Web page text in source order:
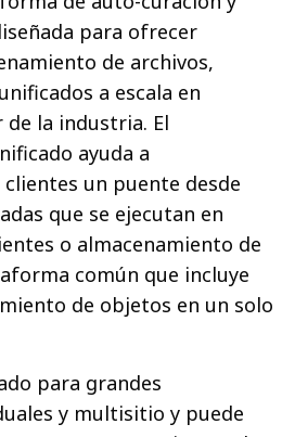
para ofrecer
de archivos,
a escala en
la industria. El
ayuda a
un puente desde
que se ejecutan en
o almacenamiento de
común que incluye
de objetos en un solo
para grandes
y multisitio y puede